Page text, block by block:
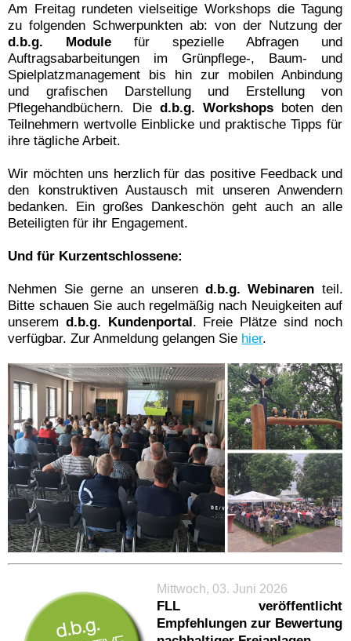
Am Freitag rundeten vielseitige Workshops die Tagung
zu folgenden Schwerpunkten ab: von der Nutzung der
d.b.g. Module für spezielle Abfragen und
Auftragsabarbeitungen im Grünpflege-, Baum- und
Spielplatzmanagement bis hin zur mobilen Anbindung
und grafischen Darstellung und Erstellung von
Pflegehandbüchern. Die d.b.g. Workshops boten den
Teilnehmern wertvolle Einblicke und praktische Tipps für
ihre tägliche Arbeit.
Wir möchten uns herzlich für das positive Feedback und
den konstruktiven Austausch mit unseren Anwendern
bedanken. Ein großes Dankeschön geht auch an alle
Beteiligten für ihr Engagement.
Und für Kurzentschlossene:
Nehmen Sie gerne an unserend.b.g. Webinaren teil.
Bitte schauen Sie auch regelmäßig nach Neuigkeiten auf
unseremd.b.g. Kundenportal. Freie Plätze sind noch
verfügbar. Zur Anmeldung gelangen Sie hier.
Mittwoch, 03. Juni 2026
FLL veröffentlicht
Empfehlungen zur Bewertung